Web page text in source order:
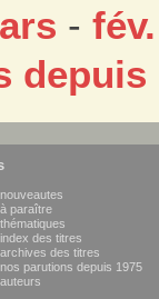
-fév.
depuis
nouveautes
à paraître
thématiques
index des titres
archives des titres
nos parutions depuis 1975
auteurs